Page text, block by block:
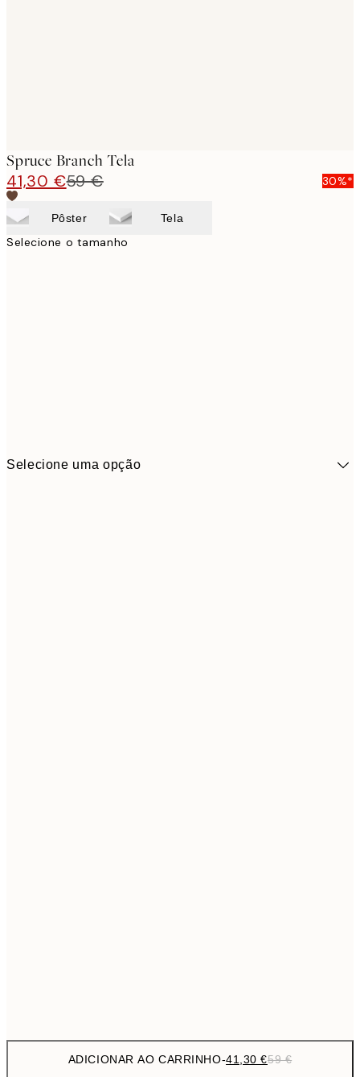
Spruce Branch Tela
41,30 €59 € 30%*
Pôster Tela
Selecione o tamanho
Selecione uma opção
ADICIONAR AO CARRINHO-41,30 €59 €